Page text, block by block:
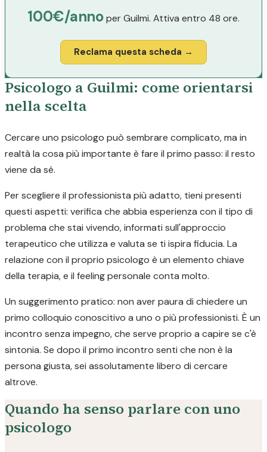
100€/annoper Guilmi. Attiva entro 48 ore.
Reclama questa scheda →
Psicologo a Guilmi: come orientarsi
nella scelta
Cercare uno psicologo può sembrare complicato, ma in
realtà la cosa più importante è fare il primo passo: il resto
viene da sé.
Per scegliere il professionista più adatto, tieni presenti
questi aspetti: verifica che abbia esperienza con il tipo di
problema che stai vivendo, informati sull'approccio
terapeutico che utilizza e valuta se ti ispira fiducia. La
relazione con il proprio psicologo è un elemento chiave
della terapia, e il feeling personale conta molto.
Un suggerimento pratico: non aver paura di chiedere un
primo colloquio conoscitivo a uno o più professionisti. È un
incontro senza impegno, che serve proprio a capire se c'è
sintonia. Se dopo il primo incontro senti che non è la
persona giusta, sei assolutamente libero di cercare
altrove.
Quando ha senso parlare con uno
psicologo